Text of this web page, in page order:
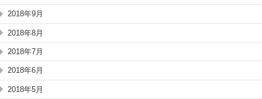
2018年9月
2018年8月
2018年7月
2018年6月
2018年5月